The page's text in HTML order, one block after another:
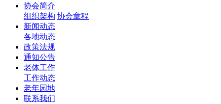
协会简介
组织架构 协会章程
新闻动态
各地动态
政策法规
通知公告
老体工作
工作动态
老年园地
联系我们